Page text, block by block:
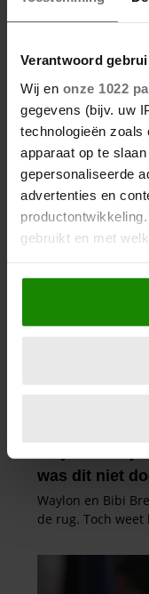
Verantwoord
Wij en onze 1022
gegevens (bijv. uw
technologieën
apparaat op te
gepersonaliseerde
advertenties en
gebruikt en met
Als u het toestaat,
Informatie
locatie, die tot
scannen op
verwerkt en stel uw
intrekken in de
We gebruiken
personaliseren, om
informatie over uw
partners voor